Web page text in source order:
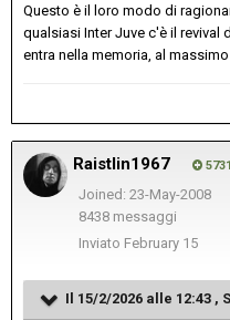
Questo è il loro modo di
qualsiasi Inter Juve c'è il revival
entra nella memoria, al
Raistlin1967 5731
Joined: 23-May-2008
8438 messaggi
Inviato February 15
Il 15/2/2026 alle 12:43 ,